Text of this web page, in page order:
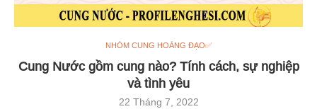
NHÓM CUNG HOÀNG ĐẠO✅
Cung Nước gồm cung nào? Tính cách, sự nghiệp
và tình yêu
22 Tháng 7, 2022